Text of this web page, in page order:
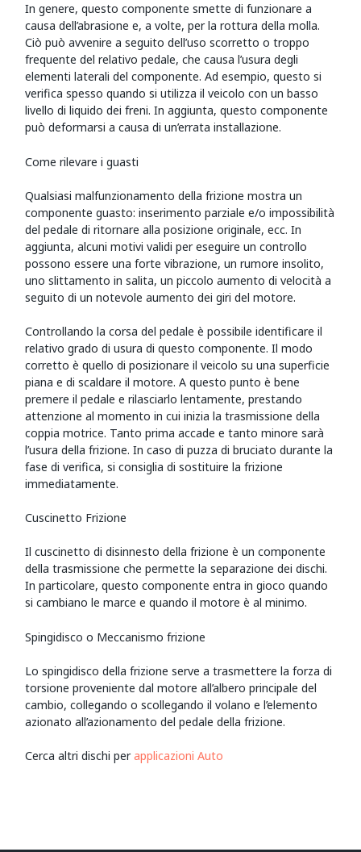
In genere, questo componente smette di funzionare a
causa dell’abrasione e, a volte, per la rottura della molla.
Ciò può avvenire a seguito dell’uso scorretto o troppo
frequente del relativo pedale, che causa l’usura degli
elementi laterali del componente. Ad esempio, questo si
verifica spesso quando si utilizza il veicolo con un basso
livello di liquido dei freni. In aggiunta, questo componente
può deformarsi a causa di un’errata installazione.
Come rilevare i guasti
Qualsiasi malfunzionamento della frizione mostra un
componente guasto: inserimento parziale e/o impossibilità
del pedale di ritornare alla posizione originale, ecc. In
aggiunta, alcuni motivi validi per eseguire un controllo
possono essere una forte vibrazione, un rumore insolito,
uno slittamento in salita, un piccolo aumento di velocità a
seguito di un notevole aumento dei giri del motore.
Controllando la corsa del pedale è possibile identificare il
relativo grado di usura di questo componente. Il modo
corretto è quello di posizionare il veicolo su una superficie
piana e di scaldare il motore. A questo punto è bene
premere il pedale e rilasciarlo lentamente, prestando
attenzione al momento in cui inizia la trasmissione della
coppia motrice. Tanto prima accade e tanto minore sarà
l’usura della frizione. In caso di puzza di bruciato durante la
fase di verifica, si consiglia di sostituire la frizione
immediatamente.
Cuscinetto Frizione
Il cuscinetto di disinnesto della frizione è un componente
della trasmissione che permette la separazione dei dischi.
In particolare, questo componente entra in gioco quando
si cambiano le marce e quando il motore è al minimo.
Spingidisco o Meccanismo frizione
Lo spingidisco della frizione serve a trasmettere la forza di
torsione proveniente dal motore all’albero principale del
cambio, collegando o scollegando il volano e l’elemento
azionato all’azionamento del pedale della frizione.
Cerca altri dischi perapplicazioni Auto